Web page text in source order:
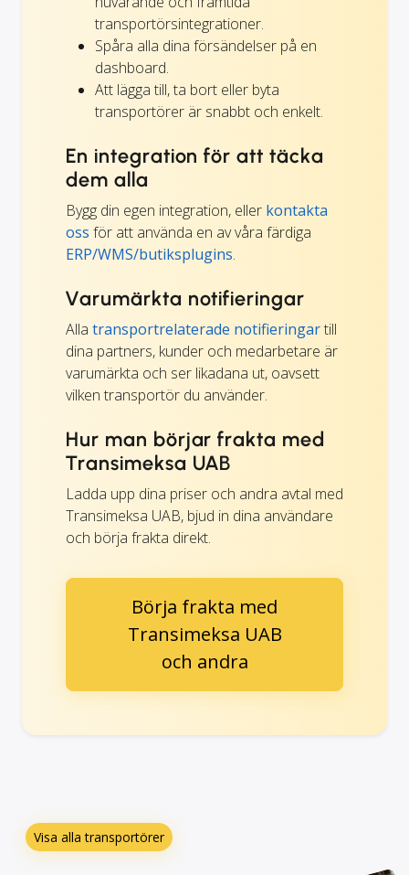
transportörsintegrationer.
Spåra alla dina försändelser på en
dashboard.
Att lägga till, ta bort eller byta
transportörer är snabbt och enkelt.
En integration för att täcka
dem alla
Bygg din egen integration, eller kontakta
oss för att använda en av våra färdiga
ERP/WMS/butiksplugins.
Varumärkta notifieringar
Alla transportrelaterade notifieringartill
dina partners, kunder och medarbetare är
varumärkta och ser likadana ut, oavsett
vilken transportör du använder.
Hur man börjar frakta med
Transimeksa UAB
Ladda upp dina priser och andra avtal med
Transimeksa UAB, bjud in dina användare
och börja frakta direkt.
Börja frakta med
Transimeksa UAB
och andra
Visa alla transportörer